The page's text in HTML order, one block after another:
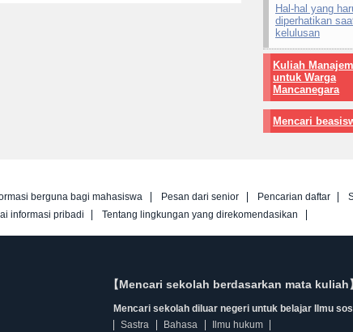
Hal-hal yang
diperhatikan
kelulusan
Kuliah
untuk Warga
Mancanegara
Mencari
berguna bagi mahasiswa Pesan dari senior Pencarian daftar
informasi pribadi Tentang lingkungan yang direkomendasikan
【Mencari sekolah berdasarkan mata kuliah】
Mencari sekolah diluar negeri untuk belajar Ilmu
Sastra
Bahasa
Ilmu hukum